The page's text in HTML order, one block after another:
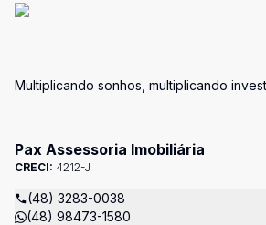
Multiplicando sonhos, multiplicando
Pax Assessoria Imobiliária
CRECI: 4212-J
(48) 3283-0038
(48) 98473-1580